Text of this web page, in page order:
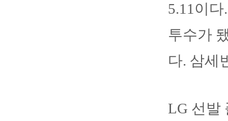
5.11이
투수가
다. 삼세
LG 선발